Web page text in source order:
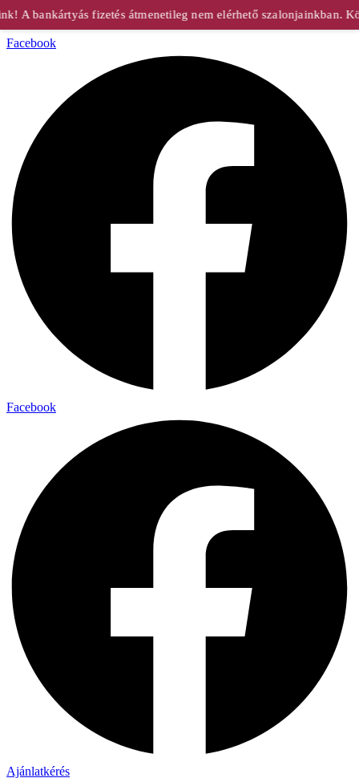
A bankártyás fizetés átmenetileg nem elérhető szalonjainkban.
Facebook
Facebook
Ajánlatkérés